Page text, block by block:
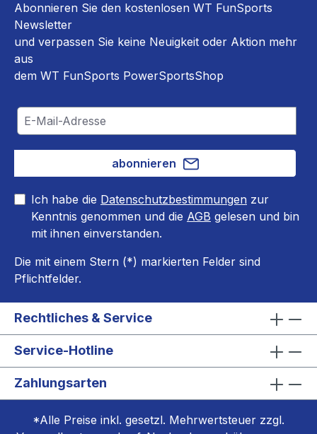
Abonnieren Sie den kostenlosen WT FunSports
Newsletter
und verpassen Sie keine Neuigkeit oder Aktion mehr
aus
dem WT FunSports PowerSportsShop
abonnieren
Ich habe die Datenschutzbestimmungen zur
Kenntnis genommen und die AGB gelesen und bin
mit ihnen einverstanden.
Die mit einem Stern (*) markierten Felder sind
Pflichtfelder.
Rechtliches & Service
Service-Hotline
Zahlungsarten
*Alle Preise inkl. gesetzl. Mehrwertsteuer zzgl.